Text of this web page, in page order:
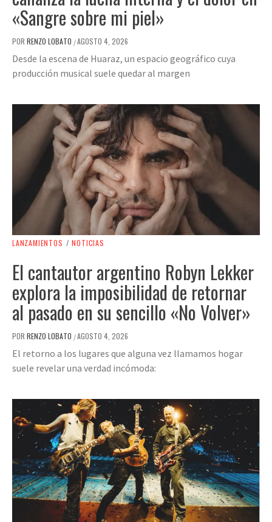
«Sangre sobre mi piel»
POR RENZO LOBATO /AGOSTO 4, 2026
Desde la escena de Huaraz, un espacio geográfico cuya
producción musical suele quedar al margen
LANZAMIENTOS / NOTICIAS
El cantautor argentino Robyn Lekker
explora la imposibilidad de retornar
al pasado en su sencillo «No Volver»
POR RENZO LOBATO /AGOSTO 4, 2026
El retorno a los lugares que alguna vez llamamos hogar
suele revelar una verdad incómoda: